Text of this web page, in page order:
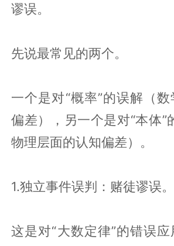
谬误。
先说最常见的两个。
一个是对“概率”的误解（
偏差），另一个是对“本体”
物理层面的认知偏差）。
1.独立事件误判：赌徒谬误。
这是对“大数定律”的错误